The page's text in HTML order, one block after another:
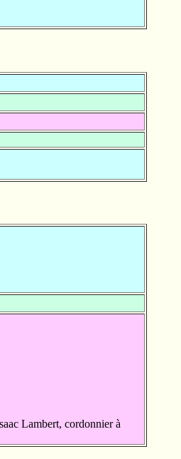
Lambert, cordonnier à